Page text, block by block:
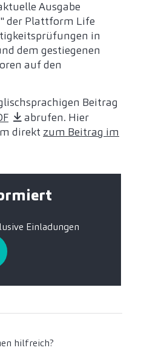
Ausgabe
der Plattform Life
in
dem gestiegenen
auf den
Beitrag
abrufen. Hier
direkt zum Beitrag im
Einladungen
hilfreich?